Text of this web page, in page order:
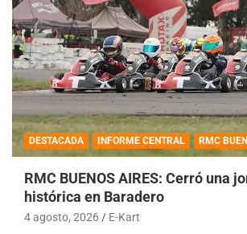
DESTACADA INFORME CENTRAL RMC
RMC BUENOS AIRES: Cerró una
histórica en Baradero
4 agosto, 2026 E-Kart